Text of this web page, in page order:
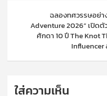
ฉลองทศวรรษอย่า
Adventure 2026” เปิด
ศักดา 10 ปี The Knot
Influencer
ใส่ความเห็น